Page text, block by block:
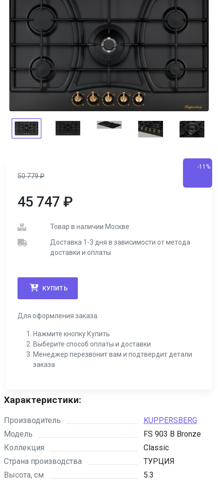
50 779₽
-11%
45 747 ₽
Товар в наличии Москве
Доставка 1-3 дня в зависимости от метода
доставки и оплаты
КУПИТЬ
Для оформления заказа:
Нажмите кнопку Купить
Выберите способ оплаты и доставки
Менеджер перезвонит вам и подтвердит детали
заказа
Характеристики:
Производитель
KUPPERSBERG
Модель
FS 903 B Bronze
Коллекция
Classic
Страна производства
ТУРЦИЯ
Высота, см
5.3